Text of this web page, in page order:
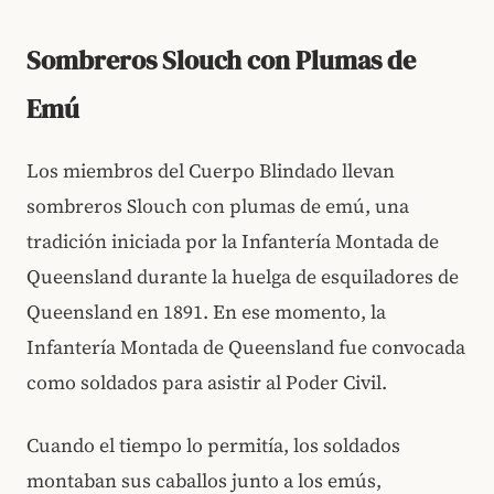
Sombreros Slouch con Plumas de
Emú
Los miembros del Cuerpo Blindado llevan
sombreros Slouch con plumas de emú, una
tradición iniciada por la Infantería Montada de
Queensland durante la huelga de esquiladores de
Queensland en 1891. En ese momento, la
Infantería Montada de Queensland fue convocada
como soldados para asistir al Poder Civil.
Cuando el tiempo lo permitía, los soldados
montaban sus caballos junto a los emús,